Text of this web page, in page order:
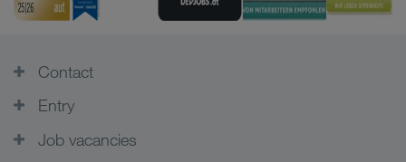
Contact
Entry
Job vacancies